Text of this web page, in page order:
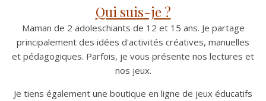
Qui suis-je ?
Maman de 2 adoleschiants de 12 et 15 ans. Je partage
principalement des idées d'activités créatives, manuelles
et pédagogiques. Parfois, je vous présente nos lectures et
nos jeux.
Je tiens également une boutique en ligne de jeux éducatifs